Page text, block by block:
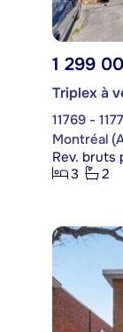
1 299
Triplex à
11769 -
Montréal
Rev. bruts
3
2